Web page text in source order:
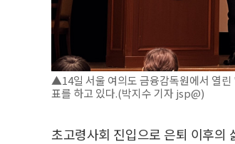
▲14일 서울 여의도 금융감독원에서 열
표를 하고 있다.(박지수 기자 jsp@)
초고령사회 진입으로 은퇴 이후의